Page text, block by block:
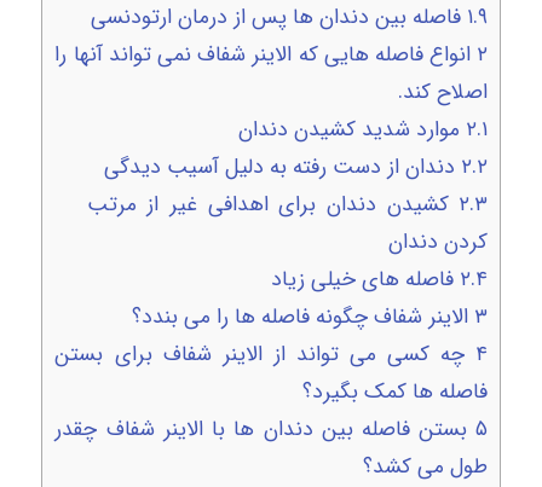
۱.۹ فاصله بین دندان ها پس از درمان ارتودنسی
۲ انواع فاصله هایی که الاینر شفاف نمی تواند آنها را
اصلاح کند.
۲.۱ موارد شدید کشیدن دندان
۲.۲ دندان از دست رفته به دلیل آسیب دیدگی
۲.۳ کشیدن دندان برای اهدافی غیر از مرتب
کردن دندان
۲.۴ فاصله های خیلی زیاد
۳ الاینر شفاف چگونه فاصله ها را می بندد؟
۴ چه کسی می تواند از الاینر شفاف برای بستن
فاصله ها کمک بگیرد؟
۵بستن فاصله بین دندان ها با الاینر شفاف چقدر
طول می کشد؟